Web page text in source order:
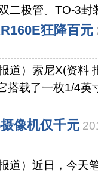
二极管。TO-3封
狂降百元
道）索尼X(资料
搭载了一枚1/4英
像机仅千元
道）近日，今天